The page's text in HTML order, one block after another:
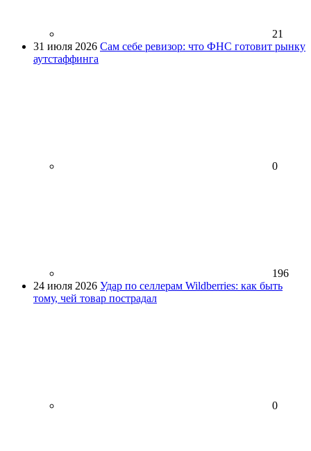
21
31 июля 2026 Сам себе ревизор: что ФНС готовит рынку
аутстаффинга
0
196
24 июля 2026 Удар по селлерам Wildberries: как быть
тому, чей товар пострадал
0